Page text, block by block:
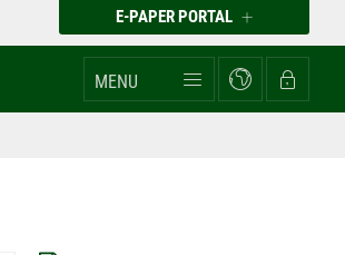
E-PAPER PORTAL
MENU